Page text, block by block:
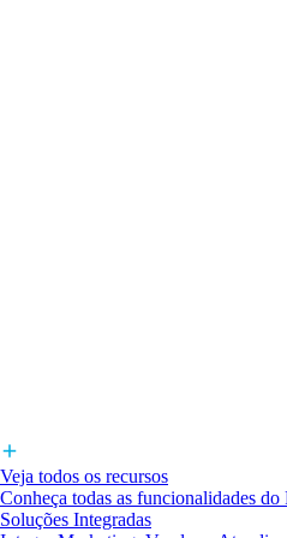
Veja todos os recursos
Conheça todas as funcionalidades
Soluções Integradas